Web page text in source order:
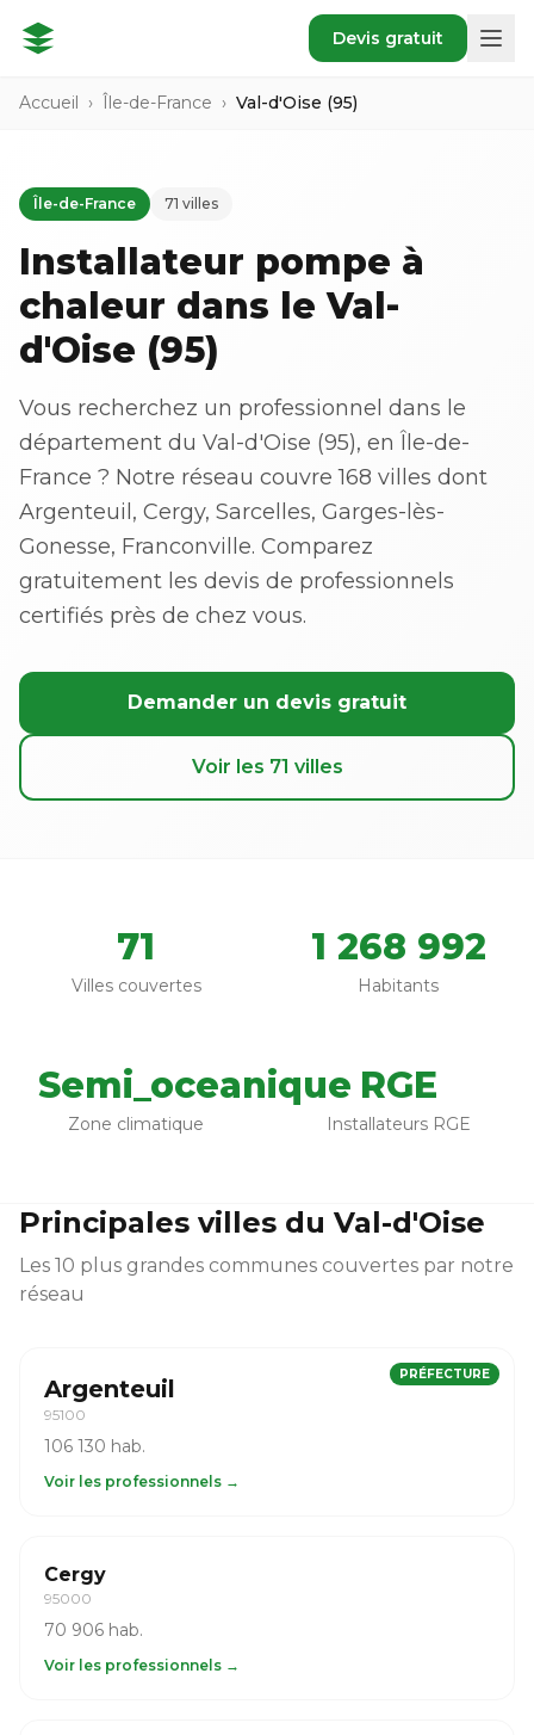
Devis gratuit
Accueil › Île-de-France › Val-d'Oise (95)
Île-de-France 71 villes
Installateur pompe à
chaleur dans le Val-
d'Oise (95)
Vous recherchez un professionnel dans le
département du Val-d'Oise (95), en Île-de-
France ? Notre réseau couvre 168 villes dont
Argenteuil, Cergy, Sarcelles, Garges-lès-
Gonesse, Franconville. Comparez
gratuitement les devis de professionnels
certifiés près de chez vous.
Demander un devis gratuit
Voir les 71 villes
71
Villes couvertes
1 268 992
Habitants
Semi_oceanique
Zone climatique
RGE
Installateurs RGE
Principales villes du Val-d'Oise
Les 10 plus grandes communes couvertes par notre
réseau
PRÉFECTURE
Argenteuil
95100
106 130 hab.
Voir les professionnels →
Cergy
95000
70 906 hab.
Voir les professionnels →